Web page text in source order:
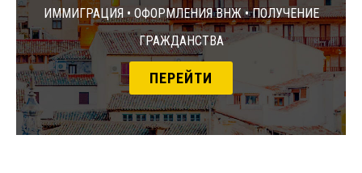
Иммиграция • Оформления ВНЖ • Получение
гражданства
ПЕРЕЙТИ